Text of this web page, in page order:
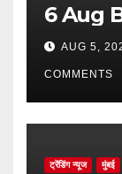
AUG 5,
COMMENTS
ट्रेंडिंग न्यूज मुंबई